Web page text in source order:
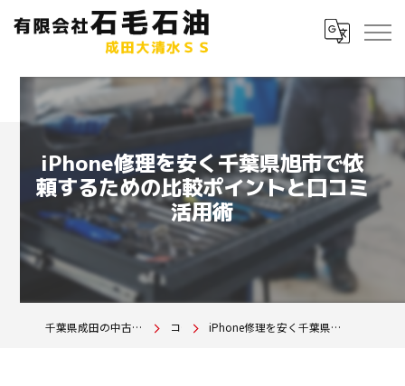
iPhone修理を安く千葉県旭市で依
頼するための比較ポイントと口コミ
活用術
千葉県成田の中古車は有限会社石毛石油 成田大清水SS コラム iPhone修理を安く千葉県旭市で依頼するための比較ポイントと口コミ活用術